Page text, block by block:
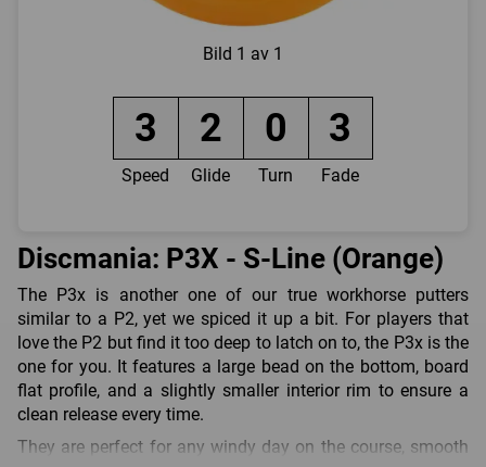
Bild 1 av 1
3 2 0 3
Speed Glide Turn Fade
Discmania: P3X - S-Line (Orange)
The P3x is another one of our true workhorse putters
similar to a P2, yet we spiced it up a bit. For players that
love the P2 but find it too deep to latch on to, the P3x is the
one for you. It features a large bead on the bottom, board
flat profile, and a slightly smaller interior rim to ensure a
clean release every time.
They are perfect for any windy day on the course, smooth